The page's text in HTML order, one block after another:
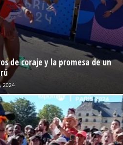
de coraje y la promesa de un
2024